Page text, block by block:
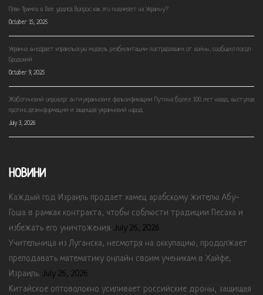
План Трампа в Газе удался. Вопрос: как это повлияет на Украину?
October 15, 2025
Украина внедряет израильскую модель реабилитации пострадавших от войны, сообщил посол
Бродский
October 9, 2025
Жаботинский опроверг антиукраинские фальсификации Путина более 100 лет назад, выступая
против дезинформации и защищая украинский народ.
July 3, 2026
НОВИНИ
Каждый год Израиль продает хамец арабскому жителю Абу-
Гоша в рамках контракта, чтобы соблюсти традиции Песаха и
избежать его уничтожения. July 26, 2026
Учительница из Луганска, несмотря на оккупацию, продолжает
преподавать математику онлайн своим ученикам в Хайфе,
Израиль. July 26, 2026
Китайское оптоволокно усиливает российские дроны, защищая